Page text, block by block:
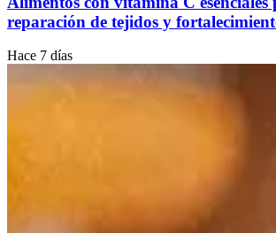
reparación de tejidos y
Hace 7 días